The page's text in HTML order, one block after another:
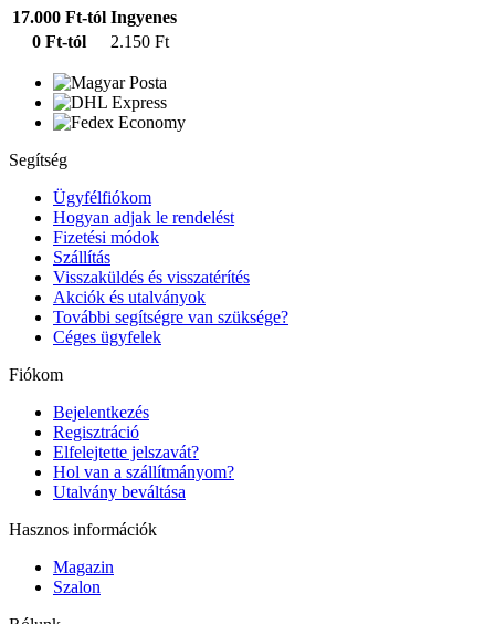
17.000 Ft-tól Ingyenes
0 Ft-tól
2.150 Ft
Segítség
Ügyfélfiókom
Hogyan adjak le rendelést
Fizetési módok
Szállítás
Visszaküldés és visszatérítés
Akciók és utalványok
További segítségre van szüksége?
Céges ügyfelek
Fiókom
Bejelentkezés
Regisztráció
Elfelejtette jelszavát?
Hol van a szállítmányom?
Utalvány beváltása
Hasznos információk
Magazin
Szalon